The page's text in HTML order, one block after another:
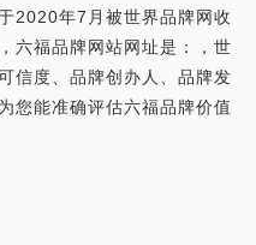
2020年7月被世界品牌网收
六福品牌网站网址是：，世
信度、品牌创办人、品牌发
您能准确评估六福品牌价值